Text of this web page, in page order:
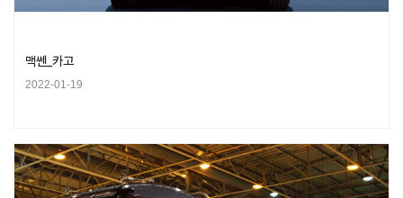
맥쎈_카고
2022-01-19